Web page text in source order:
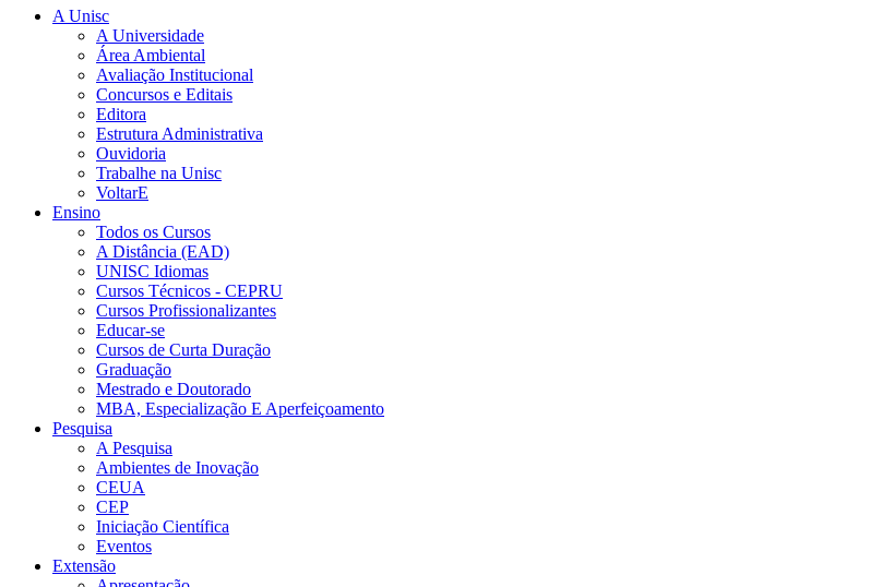
A Unisc
A Universidade
Área Ambiental
Avaliação Institucional
Concursos e Editais
Editora
Estrutura Administrativa
Ouvidoria
Trabalhe na Unisc
VoltarE
Ensino
Todos os Cursos
A Distância (EAD)
UNISC Idiomas
Cursos Técnicos - CEPRU
Cursos Profissionalizantes
Educar-se
Cursos de Curta Duração
Graduação
Mestrado e Doutorado
MBA, Especialização E Aperfeiçoamento
Pesquisa
A Pesquisa
Ambientes de Inovação
CEUA
CEP
Iniciação Científica
Eventos
Extensão